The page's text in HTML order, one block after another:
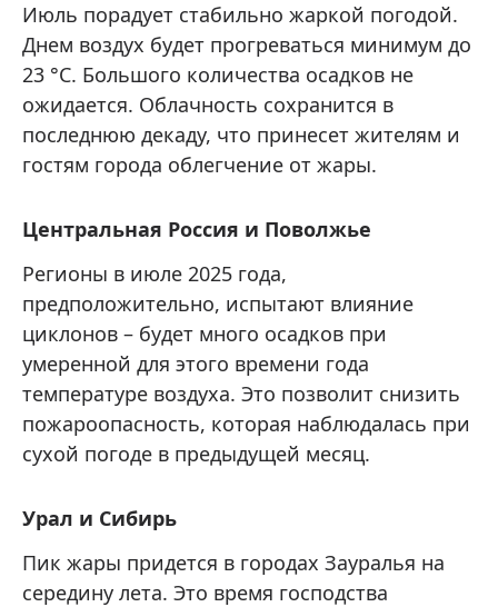
Июль порадует стабильно жаркой погодой.
Днем воздух будет прогреваться минимум до
23 °C. Большого количества осадков не
ожидается. Облачность сохранится в
последнюю декаду, что принесет жителям и
гостям города облегчение от жары.
Центральная Россия и Поволжье
Регионы в июле 2025 года,
предположительно, испытают влияние
циклонов – будет много осадков при
умеренной для этого времени года
температуре воздуха. Это позволит снизить
пожароопасность, которая наблюдалась при
сухой погоде в предыдущей месяц.
Урал и Сибирь
Пик жары придется в городах Зауралья на
середину лета. Это время господства